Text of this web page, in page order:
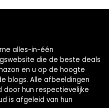
alles-in-één
die de beste deals
en u op de hoogte
blogs. Alle afbeeldingen
door hun respectievelijke
is afgeleid van hun